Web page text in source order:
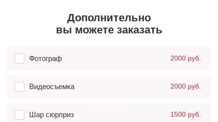
Дополнительно
вы можете заказать
Фотограф 2000 руб.
Видеосъемка 2000 руб.
Шар сюрприз 1500 руб.